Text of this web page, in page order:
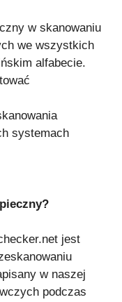
w skanowaniu
we wszystkich
alfabecie.
systemach
jest
w naszej
podczas